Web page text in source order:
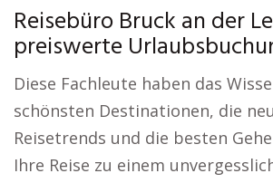
Reisebüro Bruck an der
preiswerte
Diese Fachleute haben das
schönsten Destinationen, die
Reisetrends und die besten
Ihre Reise zu einem